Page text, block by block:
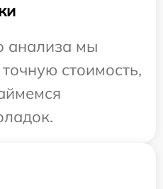
анализа мы
стоимость,